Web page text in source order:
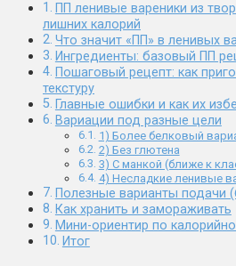
ПП ленивые вареники из
лишних калорий
Что значит «ПП» в ленивых
Ингредиенты: базовый ПП
Пошаговый рецепт: как
текстуру
Главные ошибки и как их
Вариации под разные цели
1) Более белковый
2) Без глютена
3) С манкой (ближе к
4) Несладкие ленивые
Полезные варианты подачи
Как хранить и замораживать
Мини-ориентир по
Итог